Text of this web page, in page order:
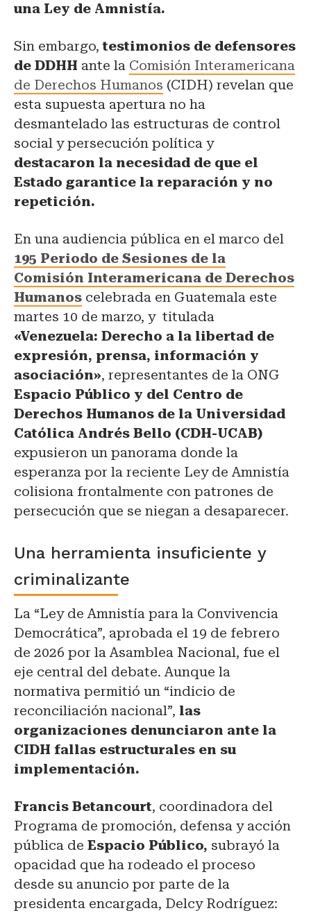
una Ley de Amnistía.
Sin embargo, testimonios de defensores
de DDHH ante la Comisión Interamericana
de Derechos Humanos (CIDH) revelan que
esta supuesta apertura no ha
desmantelado las estructuras de control
social y persecución política y
destacaron la necesidad de que el
Estado garantice la reparación y no
repetición.
En una audiencia pública en el marco del
195 Periodo de Sesiones de la
Comisión Interamericana de Derechos
Humanos celebrada en Guatemala este
martes 10 de marzo, y titulada
«Venezuela: Derecho a la libertad de
expresión, prensa, información y
asociación», representantes de la ONG
Espacio Público y del Centro de
Derechos Humanos de la Universidad
Católica Andrés Bello (CDH-UCAB)
expusieron un panorama donde la
esperanza por la reciente Ley de Amnistía
colisiona frontalmente con patrones de
persecución que se niegan a desaparecer.
Una herramienta insuficiente y
criminalizante
La “Ley de Amnistía para la Convivencia
Democrática”, aprobada el 19 de febrero
de 2026 por la Asamblea Nacional, fue el
eje central del debate. Aunque la
normativa permitió un “indicio de
reconciliación nacional”, las
organizaciones denunciaron ante la
CIDH fallas estructurales en su
implementación.
Francis Betancourt, coordinadora del
Programa de promoción, defensa y acción
pública de Espacio Público, subrayó la
opacidad que ha rodeado el proceso
desde su anuncio por parte de la
presidenta encargada, Delcy Rodríguez: